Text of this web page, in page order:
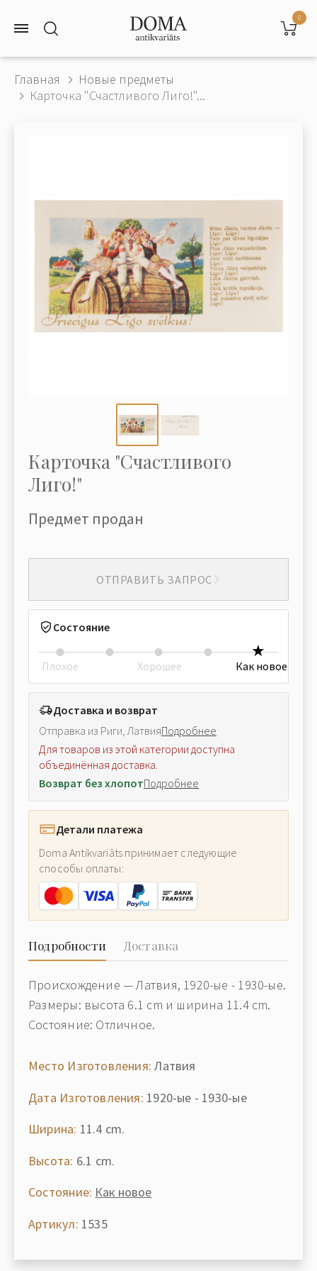
0
Главная
Новые предметы
Карточка "Счастливого Лиго!"...
Карточка "Счастливого
Лиго!"
Предмет продан
ОТПРАВИТЬ ЗАПРОС
Состояние
Плохое Хорошее Как новое
Доставка и возврат
Отправка из Риги, ЛатвияПодробнее
Для товаров из этой категории доступна
объединённая доставка.
Возврат без хлопотПодробнее
Детали платежа
Doma Antikvariāts принимает следующие
способы оплаты:
Подробности Доставка
Происхождение — Латвия, 1920-ые - 1930-ые.
Размеры: высота 6.1 cm и ширина 11.4 cm.
Состояние: Отличное.
Место Изготовления: Латвия
Дата Изготовления: 1920-ые - 1930-ые
Ширина: 11.4 cm.
Высота: 6.1 cm.
Состояние: Как новое
Артикул: 1535